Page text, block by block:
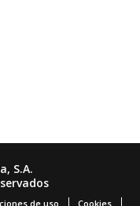
S.A.
de uso Cookies